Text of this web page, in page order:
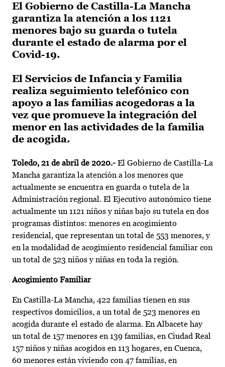
El Gobierno de Castilla-La Mancha
garantiza la atención a los 1121
menores bajo su guarda o tutela
durante el estado de alarma por el
Covid-19.
El Servicios de Infancia y Familia
realiza seguimiento telefónico con
apoyo a las familias acogedoras a la
vez que promueve la integración del
menor en las actividades de la familia
de acogida.
Toledo, 21 de abril de 2020.- El Gobierno de Castilla-La
Mancha garantiza la atención a los menores que
actualmente se encuentra en guarda o tutela de la
Administración regional. El Ejecutivo autonómico tiene
actualmente un 1121 niños y niñas bajo su tutela en dos
programas distintos: menores en acogimiento
residencial, que representan un total de 553 menores, y
en la modalidad de acogimiento residencial familiar con
un total de 523 niños y niñas en toda la región.
Acogimiento Familiar
En Castilla-La Mancha, 422 familias tienen en sus
respectivos domicilios, a un total de 523 menores en
acogida durante el estado de alarma. En Albacete hay
un total de 157 menores en 139 familias, en Ciudad Real
157 niños y niñas acogidos en 113 hogares, en Cuenca,
60 menores están viviendo con 47 familias, en